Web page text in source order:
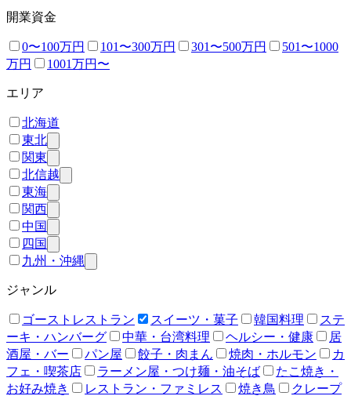
開業資金
0〜100万円 101〜300万円 301〜500万円
501〜1000
万円
1001万円〜
エリア
北海道
東北
関東
北信越
東海
関西
中国
四国
九州・沖縄
ジャンル
ゴーストレストラン スイーツ・菓子 韓国料理
ステ
ーキ・ハンバーグ
中華・台湾料理 ヘルシー・健康
居
酒屋・バー
パン屋 餃子・肉まん 焼肉・ホルモン
カ
フェ・喫茶店
ラーメン屋・つけ麺・油そば
たこ焼き・
お好み焼き
レストラン・ファミレス 焼き鳥
クレープ